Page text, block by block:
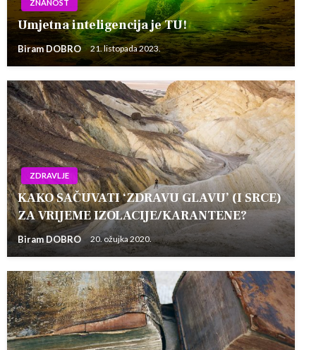
ZNANOST
Umjetna inteligencija je TU!
Biram DOBRO 21. listopada 2023.
ZDRAVLJE
KAKO SAČUVATI ‘ZDRAVU GLAVU’ (I SRCE)
ZA VRIJEME IZOLACIJE/KARANTENE?
Biram DOBRO 20. ožujka 2020.